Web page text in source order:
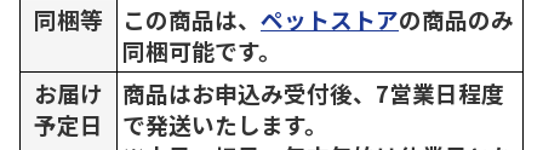
同梱等
この商品は、 ペットストアの商品のみ
同梱可能です。
お届け
予定日
商品はお申込み受付後、7営業日程度
で発送いたします。